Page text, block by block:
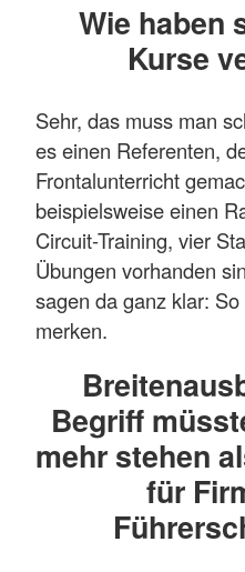
Wie haben
Kurse
Sehr, das muss man
es einen Referenten,
Frontalunterricht
beispielsweise einen
Circuit-Training, vier
Übungen vorhanden
sagen da ganz klar:
merken.
Begriff
mehr stehen
für